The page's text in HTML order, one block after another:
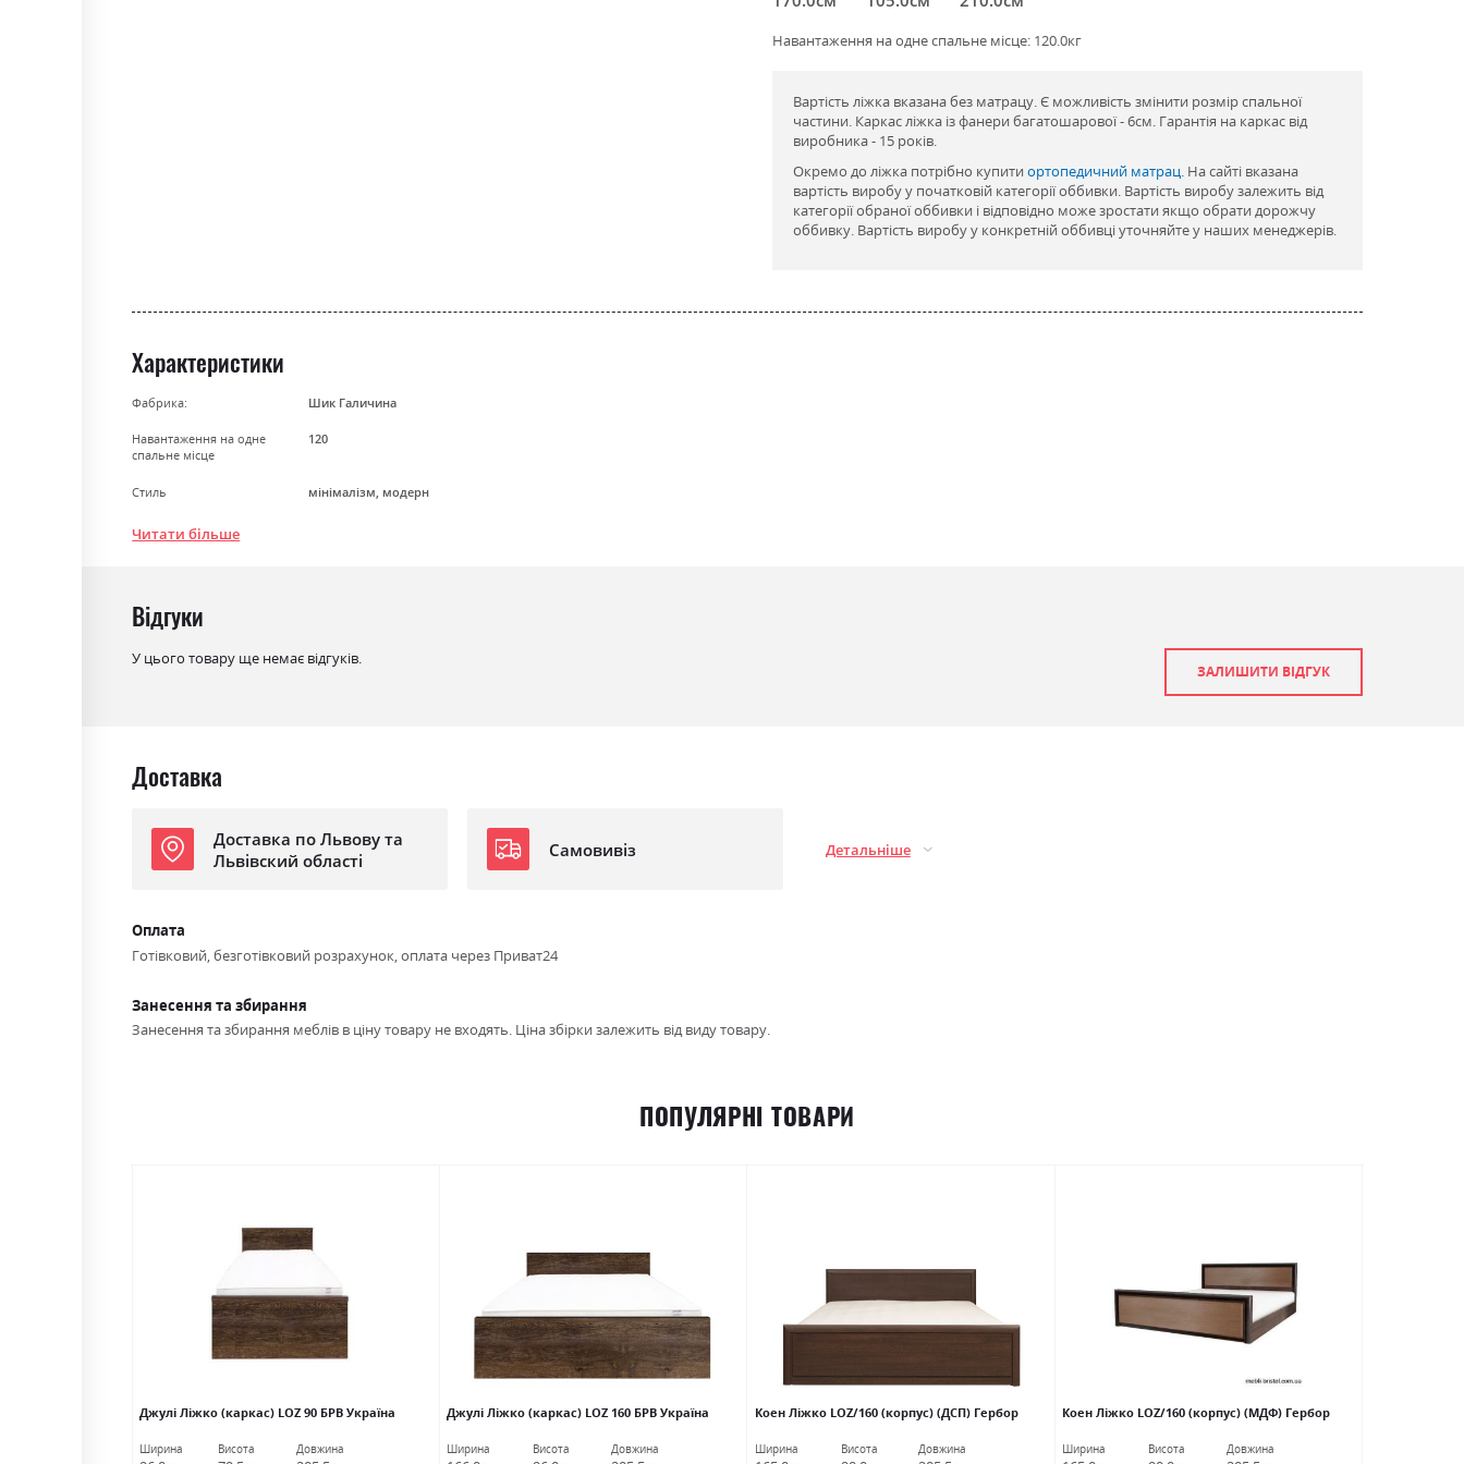
Навантаження на одне спальне місце: 120.0кг
Вартість ліжка вказана без матрацу. Є можливість змінити розмір спальної
частини. Каркас ліжка із фанери багатошарової - 6см. Гарантія на каркас від
виробника - 15 років.
Окремо до ліжка потрібно купити ортопедичний матрац. На сайті вказана
вартість виробу у початковій категорії оббивки. Вартість виробу залежить від
категорії обраної оббивки і відповідно може зростати якщо обрати дорожчу
оббивку. Вартість виробу у конкретній оббивці уточняйте у наших менеджерів.
Характеристики
Фабрика: Шик Галичина
Навантаження на одне
спальне місце
120
Стиль мінімалізм, модерн
Матеріал
Читати більше
Відгуки
У цього товару ще немає відгуків.
ЗАЛИШИТИ ВІДГУК
Доставка
Доставка по Львову та
Львівский області
Самовивіз Детальніше
Оплата
Готівковий, безготівковий розрахунок, оплата через Приват24
Занесення та збирання
Занесення та збирання меблів в ціну товару не входять. Ціна збірки залежить від виду товару.
ПОПУЛЯРНІ ТОВАРИ
Джулі Ліжко (каркас) LOZ 90 БРВ Україна
Ширина Висота Довжина
Джулі Ліжко (каркас) LOZ 160 БРВ Україна
Ширина Висота Довжина
Коен Ліжко LOZ/160 (корпус) (ДСП) Гербор
Ширина Висота Довжина
Коен Ліжко LOZ/160 (корпус) (МДФ) Гербор
Ширина Висота Довжина